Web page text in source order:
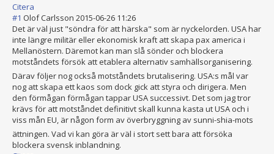
Citera
#1 Olof Carlsson 2015-06-26 11:26
Det är väl just "söndra för att härska" som är nyckelorden. USA har
inte längre militär eller ekonomisk kraft att skapa pax america i
Mellanöstern. Däremot kan man slå sönder och blockera
motståndets försök att etablera alternativ samhällsorganisering.
Därav följer nog också motståndets brutalisering. USA:s mål var
nog att skapa ett kaos som dock gick att styra och dirigera. Men
den förmågan förmågan tappar USA successivt. Det som jag tror
krävs för att motståndet definitivt skall kunna kasta ut USA och i
viss mån EU, är någon form av överbryggning av sunni-shia-mots
ättningen. Vad vi kan göra är väl i stort sett bara att försöka
blockera svensk inblandning.